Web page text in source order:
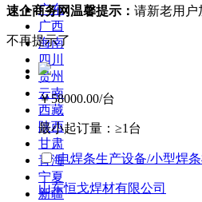
广东
广西
海南
四川
贵州
云南
西藏
陕西
甘肃
青海
宁夏
新疆
速企商务网温馨提示： 请新老用户
不再提示了
￥58000.00/台
最小起订量： ≥1台
电焊条生产设备/小型焊
山东恒戈焊材有限公司